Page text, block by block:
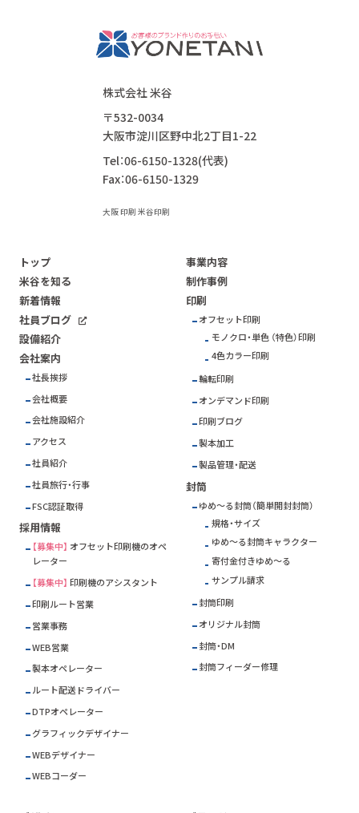
株式会社 米谷
〒532-0034
大阪市淀川区野中北2丁目1-22
Tel：06-6150-1328(代表)
Fax：06-6150-1329
大阪 印刷 米谷印刷
トップ
米谷を知る
新着情報
社員ブログ
設備紹介
会社案内
社長挨拶
会社概要
会社施設紹介
アクセス
社員紹介
社員旅行・行事
FSC認証取得
採用情報
【募集中】 オフセット印刷機のオペ
レーター
【募集中】 印刷機のアシスタント
印刷ルート営業
営業事務
WEB営業
製本オペレーター
ルート配送ドライバー
DTPオペレーター
グラフィックデザイナー
WEBデザイナー
WEBコーダー
事業内容
制作事例
印刷
オフセット印刷
モノクロ・単色 （特色）印刷
4色カラー印刷
輪転印刷
オンデマンド印刷
印刷ブログ
製本加工
製品管理・配送
封筒
ゆめ～る封筒（簡単開封封筒）
規格・サイズ
ゆめ～る封筒キャラクター
寄付金付きゆめ～る
サンプル請求
封筒印刷
オリジナル封筒
封筒・DM
封筒フィーダー修理